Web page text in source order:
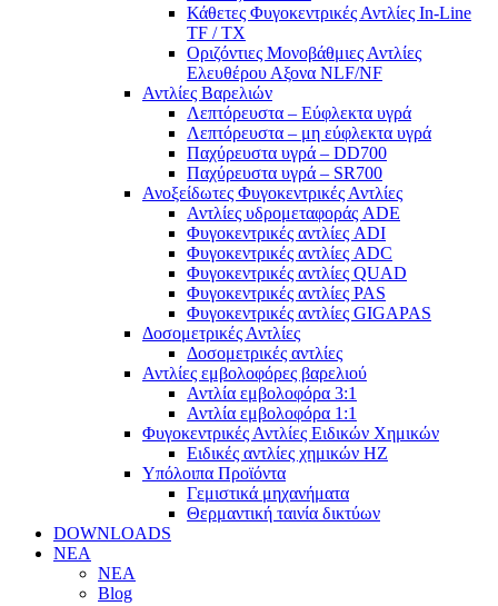
Κάθετες Φυγοκεντρικές Αντλίες In-Line
TF / TX
Oριζόντιες Μονοβάθμιες Αντλίες
Ελευθέρου Αξονα NLF/NF
Αντλίες Βαρελιών
Λεπτόρευστα – Εύφλεκτα υγρά
Λεπτόρευστα – μη εύφλεκτα υγρά
Παχύρευστα υγρά – DD700
Παχύρευστα υγρά – SR700
Ανοξείδωτες Φυγοκεντρικές Αντλίες
Αντλίες υδρομεταφοράς ADE
Φυγοκεντρικές αντλίες ADI
Φυγοκεντρικές αντλίες ADC
Φυγοκεντρικές αντλίες QUAD
Φυγοκεντρικές αντλίες PAS
Φυγοκεντρικές αντλίες GIGAPAS
Δοσομετρικές Αντλίες
Δοσομετρικές αντλίες
Αντλίες εμβολοφόρες βαρελιού
Αντλία εμβολοφόρα 3:1
Αντλία εμβολοφόρα 1:1
Φυγοκεντρικές Αντλίες Ειδικών Χημικών
Ειδικές αντλίες χημικών ΗΖ
Υπόλοιπα Προϊόντα
Γεμιστικά μηχανήματα
Θερμαντική ταινία δικτύων
DOWNLOADS
ΝΕΑ
ΝΕΑ
Blog